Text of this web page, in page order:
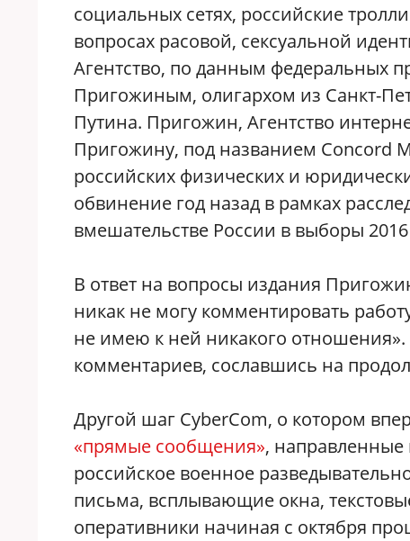
социальных сетях, российские
вопросах расовой, сексуальной
Агентство, по данным федеральных
Пригожиным, олигархом из Санкт-
Путина. Пригожин, Агентство
Пригожину, под названием Concord
российских физических и
обвинение год назад в рамках
вмешательстве России в выборы
В ответ на вопросы издания
никак не могу комментировать
не имею к ней никакого отношения».
комментариев, сославшись на
Другой шаг CyberCom, о котором
«прямые сообщения», направленные
российское военное
письма, всплывающие окна,
оперативники начиная с октября